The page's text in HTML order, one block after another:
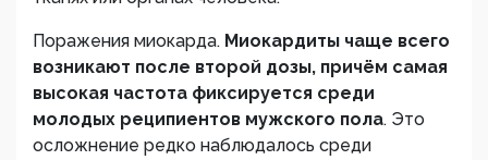
Поражения миокарда. Миокардиты чаще всего
возникают после второй дозы, причём самая
высокая частота фиксируется среди
молодых реципиентов мужского пола. Это
осложнение редко наблюдалось среди